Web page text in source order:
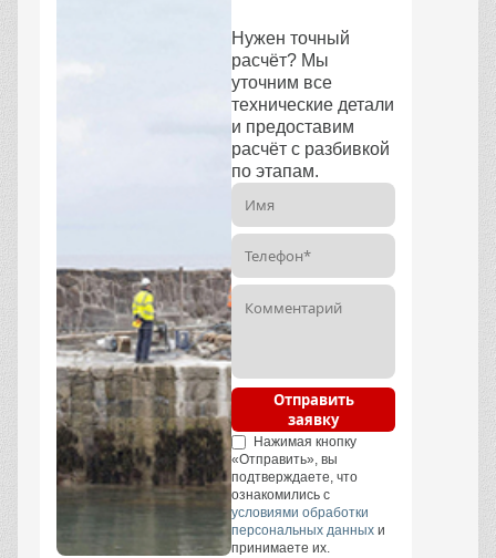
Нужен точный
расчёт? Мы
уточним все
технические детали
и предоставим
расчёт с разбивкой
по этапам.
Отправить
заявку
Нажимая кнопку
«Отправить», вы
подтверждаете, что
ознакомились с
условиями обработки
персональных данных и
принимаете их.